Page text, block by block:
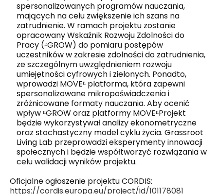
spersonalizowanych programów nauczania,
mających na celu zwiększenie ich szans na
zatrudnienie. W ramach projektu zostanie
opracowany Wskaźnik Rozwoju Zdolności do
Pracy (ᴱGROW) do pomiaru postępów
uczestników w zakresie zdolności do zatrudnienia,
ze szczególnym uwzględnieniem rozwoju
umiejętności cyfrowych i zielonych. Ponadto,
wprowadzi MOVEᴱ platforma, która zapewni
spersonalizowane mikropoświadczenia i
zróżnicowane formaty nauczania. Aby ocenić
wpływᴱGROW oraz platformy MOVEᴱProjekt
będzie wykorzystywał analizy ekonometryczne
oraz stochastyczny model cyklu życia. Grassroot
Living Lab przeprowadzi eksperymenty innowacji
społecznych i będzie współtworzyć rozwiązania w
celu walidacji wyników projektu.
Oficjalne ogłoszenie projektu CORDIS:
https://cordis.europa.eu/project/id/101178081